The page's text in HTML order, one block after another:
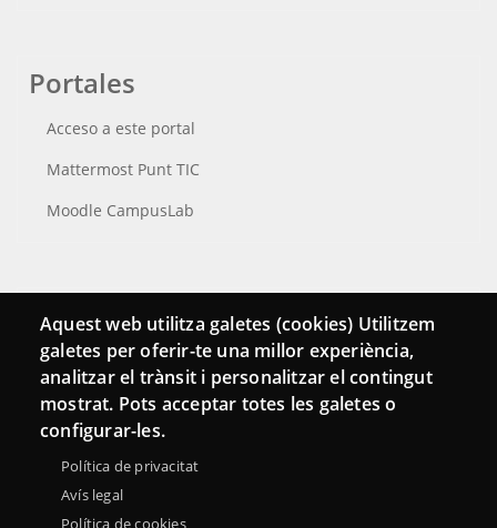
Portales
Acceso a este portal
Mattermost Punt TIC
Moodle CampusLab
Conecta
Contacto
Hemeroteca
Aquest web utilitza galetes (cookies) Utilitzem
galetes per oferir-te una millor experiència,
analitzar el trànsit i personalitzar el contingut
mostrat. Pots acceptar totes les galetes o
configurar-les.
Política de privacitat
Avís legal
Política de cookies